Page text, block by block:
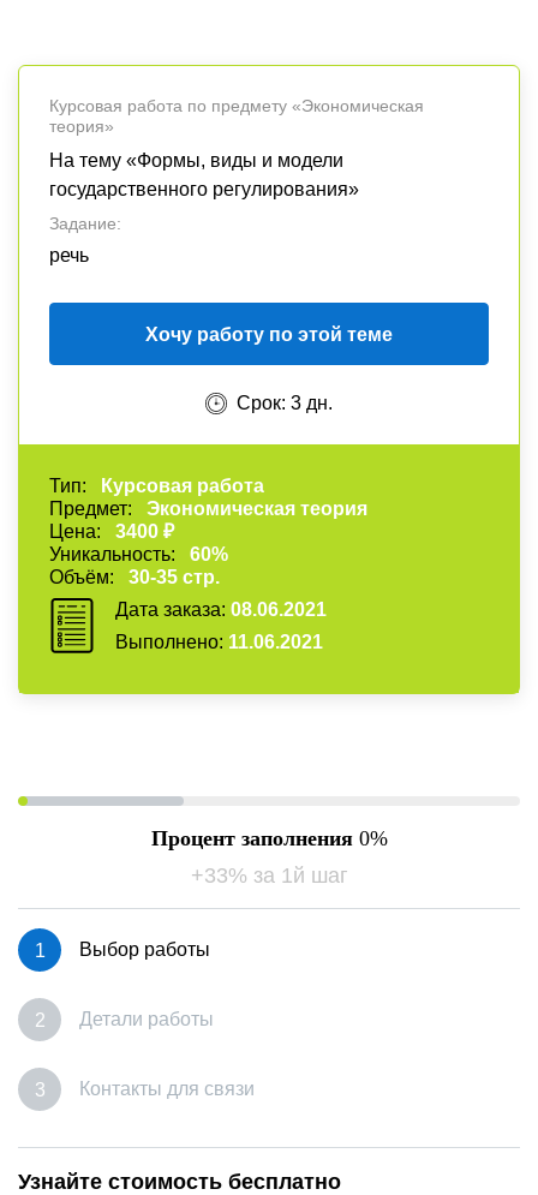
Курсовая работа по предмету «Экономическая
теория»
На тему «Формы, виды и модели
государственного регулирования»
Задание:
речь
Хочу работу по этой теме
Срок: 3 дн.
Тип:
Курсовая работа
Предмет:
Экономическая теория
Цена:
3400 ₽
Уникальность:
60%
Объём:
30-35 стр.
Дата заказа: 08.06.2021
Выполнено: 11.06.2021
Узнайте стоимость бесплатно
Выбор работы
Детали работы
Контакты для связи
Процент заполнения 0
+33% за 1й шаг